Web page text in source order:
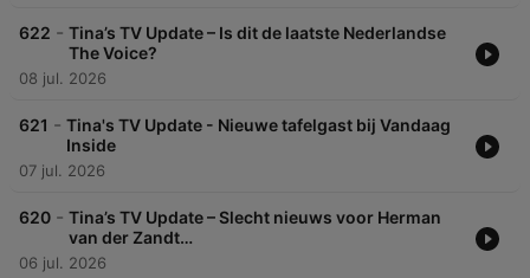
622 - Tina’s TV Update – Is dit de laatste Nederlandse
The Voice?
08 jul. 2026
621 - Tina's TV Update - Nieuwe tafelgast bij Vandaag
Inside
07 jul. 2026
620 - Tina’s TV Update – Slecht nieuws voor Herman
van der Zandt…
06 jul. 2026